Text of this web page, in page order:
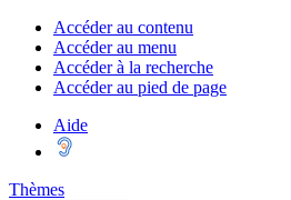
Accéder au contenu
Accéder au menu
Accéder à la recherche
Accéder au pied de page
Aide
Thèmes